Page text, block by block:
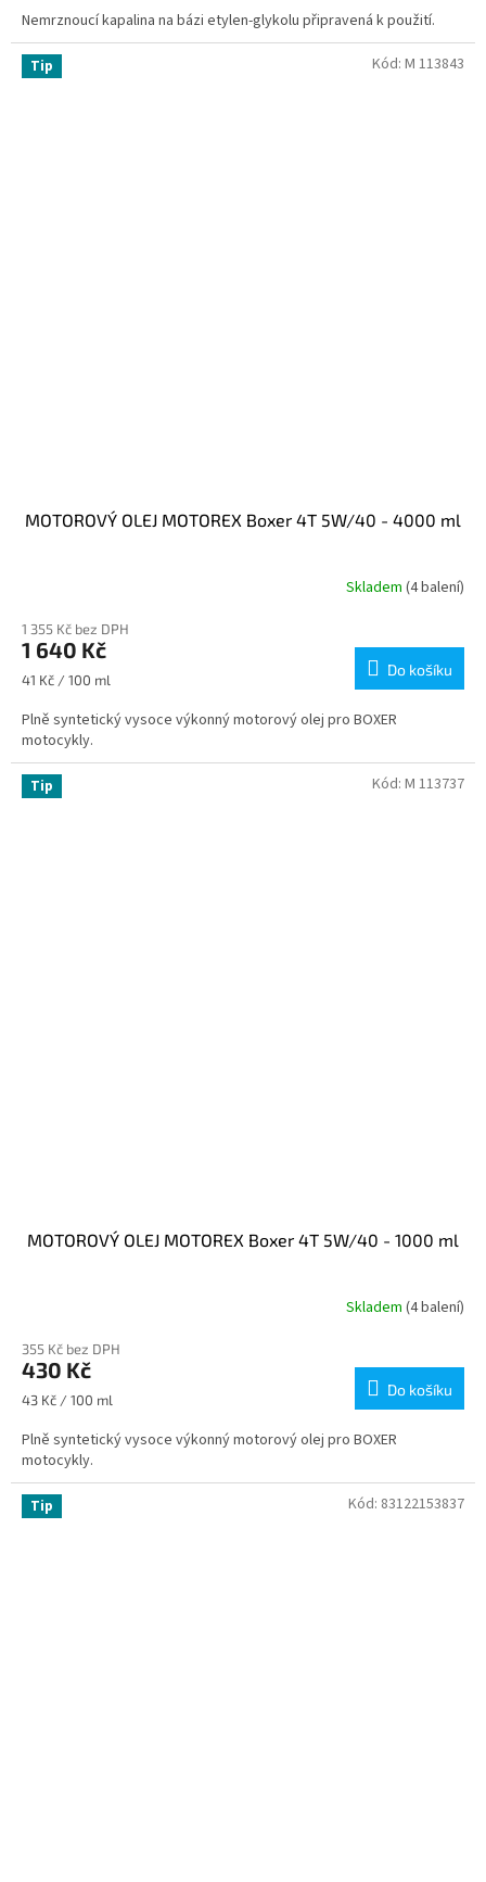
Nemrznoucí kapalina na bázi etylen-glykolu připravená k použití.
Tip
MOTOROVÝ OLEJ MOTOREX Boxer 4T 5W/40 - 4000 ml
Skladem (4 balení)
1 355 Kč bez DPH
1 640 Kč
Měrná
41 Kč / 100 ml
Do košíku
Plně syntetický vysoce výkonný motorový olej pro BOXER
motocykly.
Kód: M 113843
Tip
MOTOROVÝ OLEJ MOTOREX Boxer 4T 5W/40 - 1000 ml
Skladem (4 balení)
355 Kč bez DPH
430 Kč
Měrná
43 Kč / 100 ml
Do košíku
Plně syntetický vysoce výkonný motorový olej pro BOXER
motocykly.
Kód: M 113737
Tip Kód: 83122153837